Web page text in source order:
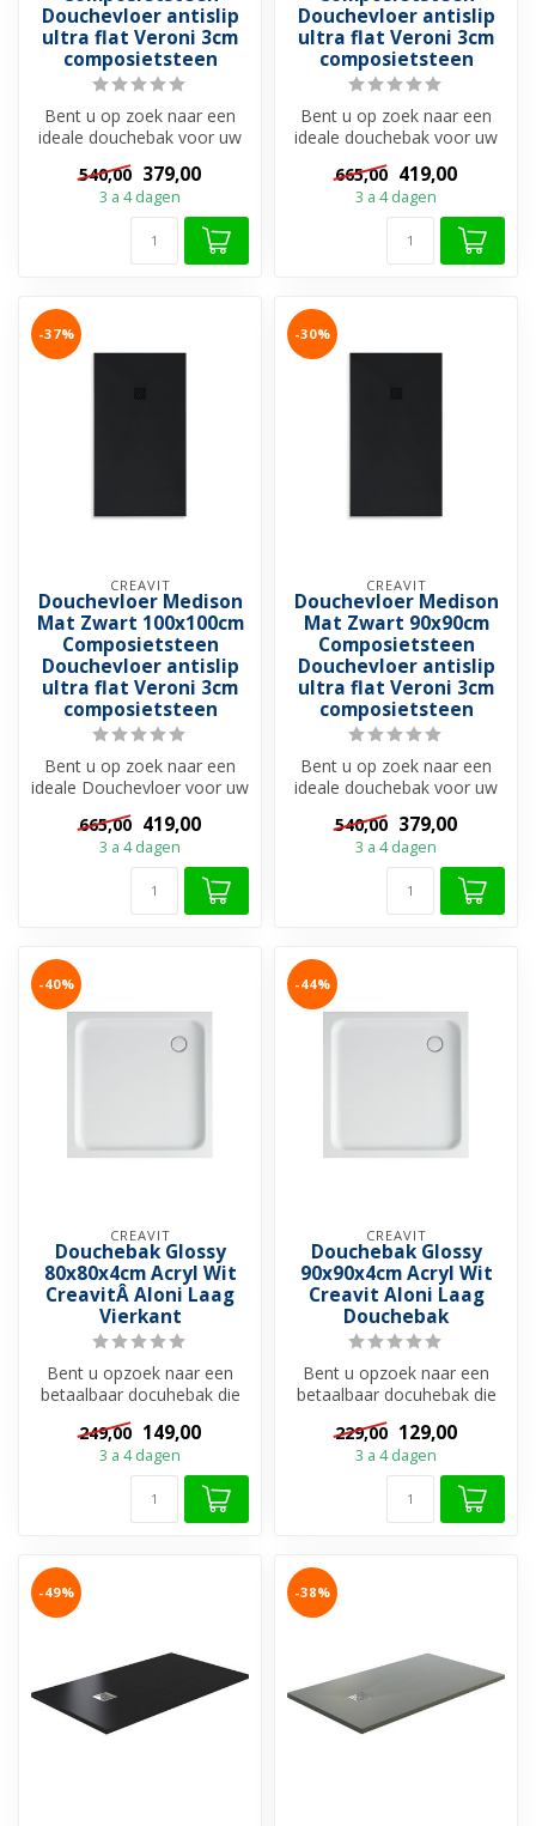
Douchevloer antislip
ultra flat Veroni 3cm
composietsteen
Bent u op zoek naar een
ideale douchebak voor uw
Douchebakken zijn ...
540,00 379,00
3 a 4 dagen
Douchevloer antislip
ultra flat Veroni 3cm
composietsteen
Bent u op zoek naar een
ideale douchebak voor uw
Douchebakken zijn ...
665,00 419,00
3 a 4 dagen
-37%
CREAVIT
Douchevloer Medison
Mat Zwart 100x100cm
Composietsteen
Douchevloer antislip
ultra flat Veroni 3cm
composietsteen
Bent u op zoek naar een
ideale Douchevloer voor uw
douchevloer?
Douchebakken zi...
665,00 419,00
3 a 4 dagen
-30%
CREAVIT
Douchevloer Medison
Mat Zwart 90x90cm
Composietsteen
Douchevloer antislip
ultra flat Veroni 3cm
composietsteen
Bent u op zoek naar een
ideale douchebak voor uw
douchevloer?
Douchebakken zijn ...
540,00 379,00
3 a 4 dagen
-40%
CREAVIT
Douchebak Glossy
80x80x4cm Acryl Wit
CreavitÂ Aloni Laag
Vierkant
Bent u opzoek naar een
betaalbaar docuhebak die
tegelijk strak en
moderneruit z...
249,00 149,00
3 a 4 dagen
-44%
CREAVIT
Douchebak Glossy
90x90x4cm Acryl Wit
Creavit Aloni Laag
Douchebak
Bent u opzoek naar een
betaalbaar docuhebak die
tegelijk strak en
moderneruit z...
229,00 129,00
3 a 4 dagen
-49% -38%